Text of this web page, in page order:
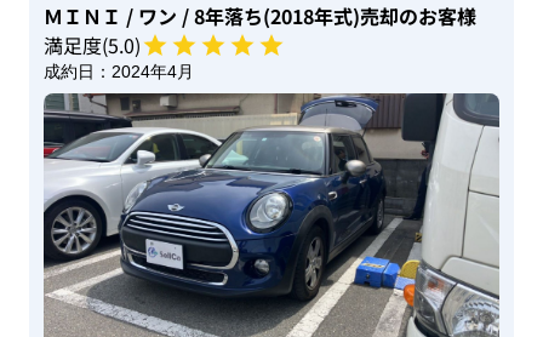
ＭＩＮＩ / ワン / 8年落ち(2018年式)売却のお客様
満足度(5.0)
成約日： 2024年4月